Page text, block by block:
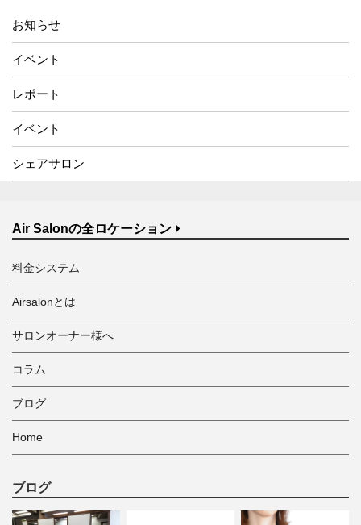
お知らせ
イベント
レポート
イベント
シェアサロン
Air Salonの全ロケーション
料金システム
Airsalonとは
サロンオーナー様へ
コラム
ブログ
Home
ブログ